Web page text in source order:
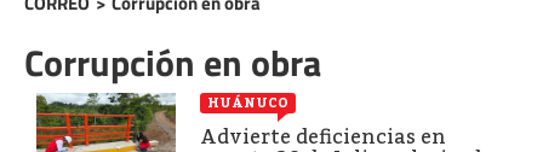
Corrupción en obra
HUÁNUCO
Advierte deficiencias en